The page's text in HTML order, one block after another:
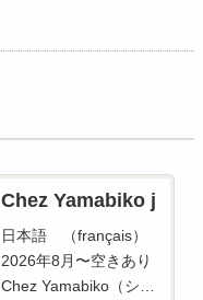
Chez Yamabiko j
日本語 （français）
2026年8月〜空きあり
Chez Yamabiko（シェ